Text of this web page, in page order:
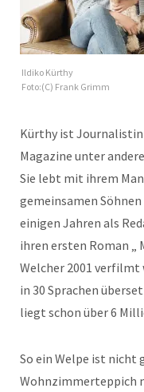
Ildiko Kürthy
Foto:(C) Frank Grimm
Kürthy ist
Magazine unter
Sie lebt mit ihrem
gemeinsamen
einigen Jahren als
ihren ersten Roman
Welcher 2001 verfilmt
in 30 Sprachen
liegt schon über 6
So ein Welpe ist nicht
Wohnzimmerteppich